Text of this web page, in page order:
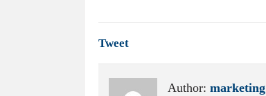
Tweet
Author: marketing